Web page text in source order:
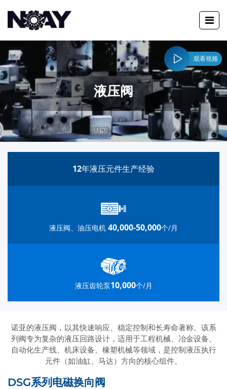
观看视频
液压阀
12年液压元件生产经验
液压阀、油压电机 40,000-50,000个/月
液压齿轮泵10,000个/月
诺亚的液压阀，以其快速响应、稳定控制和长寿命著称。该系
列阀专为复杂的液压回路设计，适用于工程机械、冶金设备、
自动化生产线、机床设备、橡塑机械等领域，是控制液压执行
元件（如油缸、马达）方向的核心组件。
DSG系列电磁换向阀